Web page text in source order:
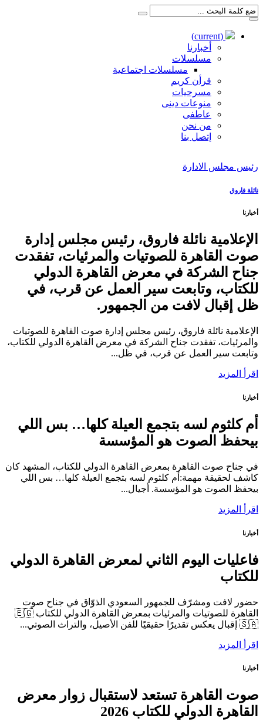
(current)
أخبارنا
مسلسلات
مسلسلات اجتماعية
قرأن كريم
مسرحيات
منوعات دينى
عاطفى
من نحن
إتصل بنا
رئيس مجلس الادارة
نائلة فاروق
أخبارنا
الإعلامية نائلة فاروق، رئيس مجلس إدارة
صوت القاهرة للصوتيات والمرئيات، تفقدت
جناح الشركة في معرض القاهرة الدولي
للكتاب، وتابعت سير العمل عن قرب، في
ظل إقبال لافت من الجمهور.
الإعلامية نائلة فاروق، رئيس مجلس إدارة صوت القاهرة للصوتيات
والمرئيات، تفقدت جناح الشركة في معرض القاهرة الدولي للكتاب،
وتابعت سير العمل عن قرب، في ظل...
اقرأ المزيد
أخبارنا
أم كلثوم لسه بتجمع العيلة كلها… بس اللي
بيحفظ الصوت هو المؤسسة
في جناح صوت القاهرة بمعرض القاهرة الدولي للكتاب، المشهد كان
كاشف لحقيقة مهمة:أم كلثوم لسه بتجمع العيلة كلها… بس اللي
بيحفظ الصوت هو المؤسسة. أجيال...
اقرأ المزيد
أخبارنا
فاعليات اليوم الثاني لمعرض القاهرة الدولي
للكتاب
حضور لافت ومشرّف للجمهور السعودي الذوّاق في جناح صوت
القاهرة للصوتيات والمرئيات بمعرض القاهرة الدولي للكتاب 🇪🇬
🇸🇦 إقبال يعكس تقديرًا حقيقيًا للفن الأصيل، والتراث الصوتي...
اقرأ المزيد
أخبارنا
صوت القاهرة تستعد لاستقبال زوار معرض
القاهرة الدولي للكتاب 2026